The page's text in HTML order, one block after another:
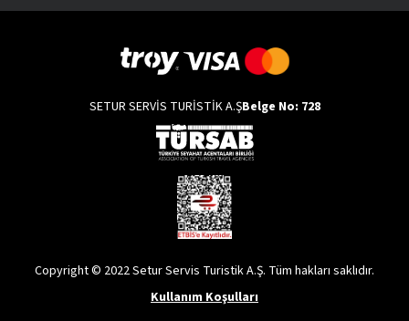
SETUR SERVİS TURİSTİK A.ŞBelge No: 728
Copyright © 2022 Setur Servis Turistik A.Ş. Tüm hakları saklıdır.
Kullanım Koşulları